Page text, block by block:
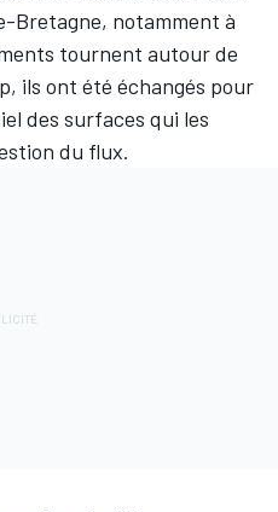
Bretagne, notamment à
tournent autour de
ils ont été échangés pour
des surfaces qui les
du flux.